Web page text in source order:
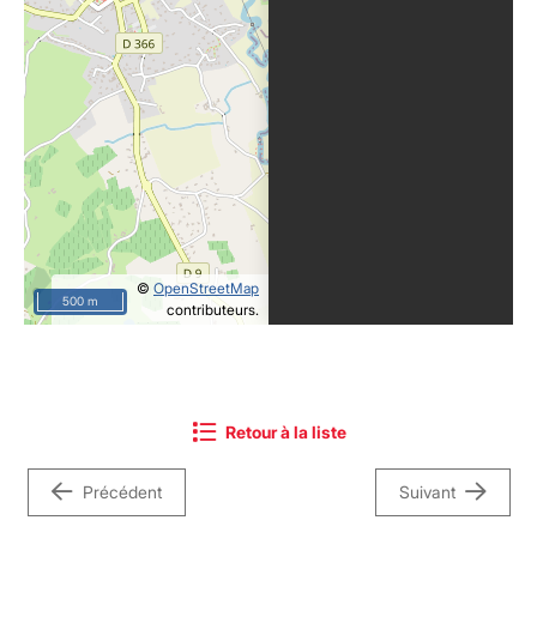
© OpenStreetMap
contributeurs.
500 m
Précédent
Retour à la liste
Suivant